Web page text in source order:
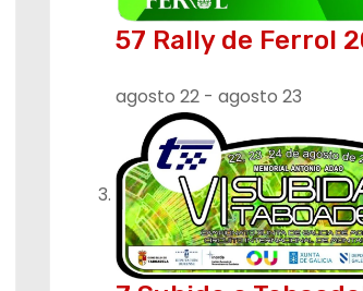
57 Rally de Ferrol
agosto 22 - agosto 23